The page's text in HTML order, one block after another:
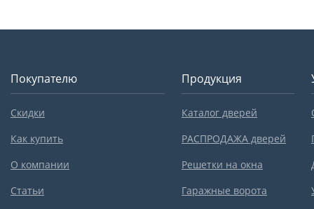
Покупателю
Скидки
Как купить
О компании
Статьи
Продукция
Каталог дверей
РАСПРОДАЖА дверей
Решетки на окна
Гаражные ворота